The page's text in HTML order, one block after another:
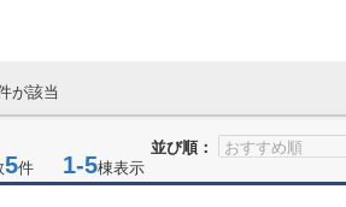
が該当
並び順：
5件 1-5棟表示